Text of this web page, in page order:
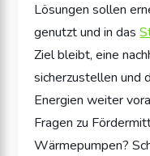
Lösungen sollen
genutzt und in das
Ziel bleibt, eine
sicherzustellen und
Energien weiter
Fragen zu
Wärmepumpen?